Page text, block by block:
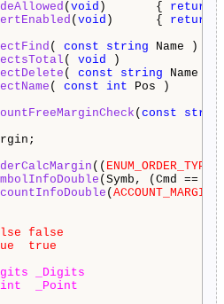
( void )       { return (
( void )      { return (
( const string Name )
( void
)
( const string Name
( const int Pos )
( const
(( ENUM_ORDER_TYPE
(Symb, (Cmd ==
(
false
true
_Digits
_Point